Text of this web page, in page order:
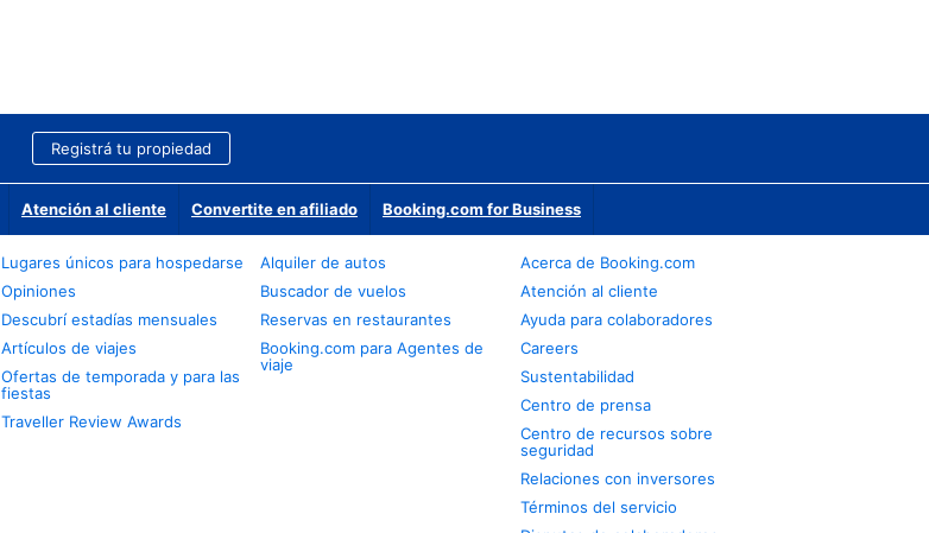
Registrá tu propiedad
Atención al cliente Convertite en afiliado Booking.com for Business
Lugares únicos para hospedarse
Opiniones
Descubrí estadías mensuales
Artículos de viajes
Ofertas de temporada y para las
fiestas
Traveller Review Awards
Alquiler de autos
Buscador de vuelos
Reservas en restaurantes
Booking.com para Agentes de
viaje
Acerca de Booking.com
Atención al cliente
Ayuda para colaboradores
Careers
Sustentabilidad
Centro de prensa
Centro de recursos sobre
seguridad
Relaciones con inversores
Términos del servicio